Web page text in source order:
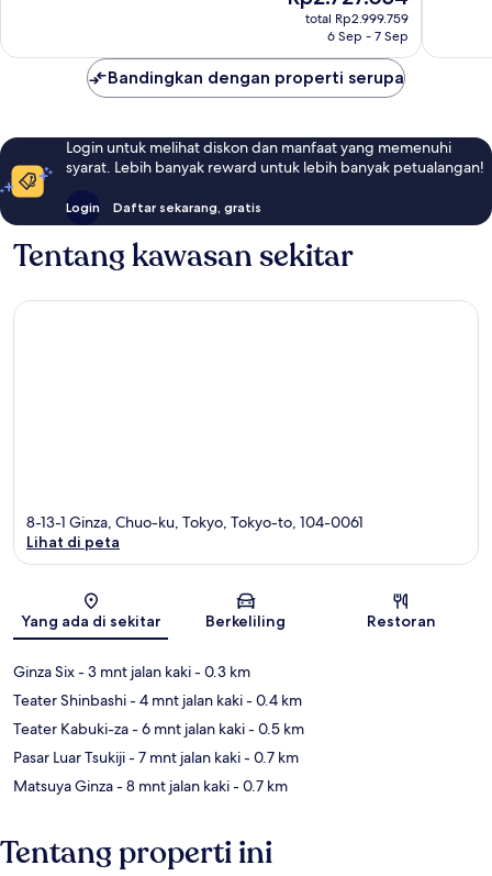
sekarang
Rp2.727.054
total Rp2.999.759
6 Sep - 7 Sep
Bandingkan dengan properti serupa
Login untuk melihat diskon dan manfaat yang memenuhi
syarat. Lebih banyak reward untuk lebih banyak petualangan!
Login Daftar sekarang, gratis
Tentang kawasan sekitar
Peta
8-13-1 Ginza, Chuo-ku, Tokyo, Tokyo-to, 104-0061
Lihat di peta
Yang ada di sekitar Berkeliling Restoran
Ginza Six- 3 mnt jalan kaki- 0.3 km
Teater Shinbashi- 4 mnt jalan kaki- 0.4 km
Teater Kabuki-za- 6 mnt jalan kaki- 0.5 km
Pasar Luar Tsukiji- 7 mnt jalan kaki- 0.7 km
Matsuya Ginza- 8 mnt jalan kaki- 0.7 km
Tentang properti ini